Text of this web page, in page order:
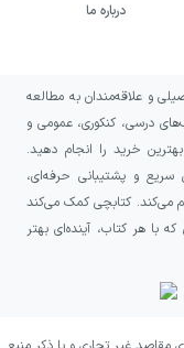
درباره ما
و علاقه‌مندان به مطالعه
درسی، کنکوری، عمومی و
خرید را انجام دهید.
و پشتیبانی حرفه‌ای،
می‌کند. کتابچی کمک می‌کند
با هر کتاب، آینده‌ای بهتر